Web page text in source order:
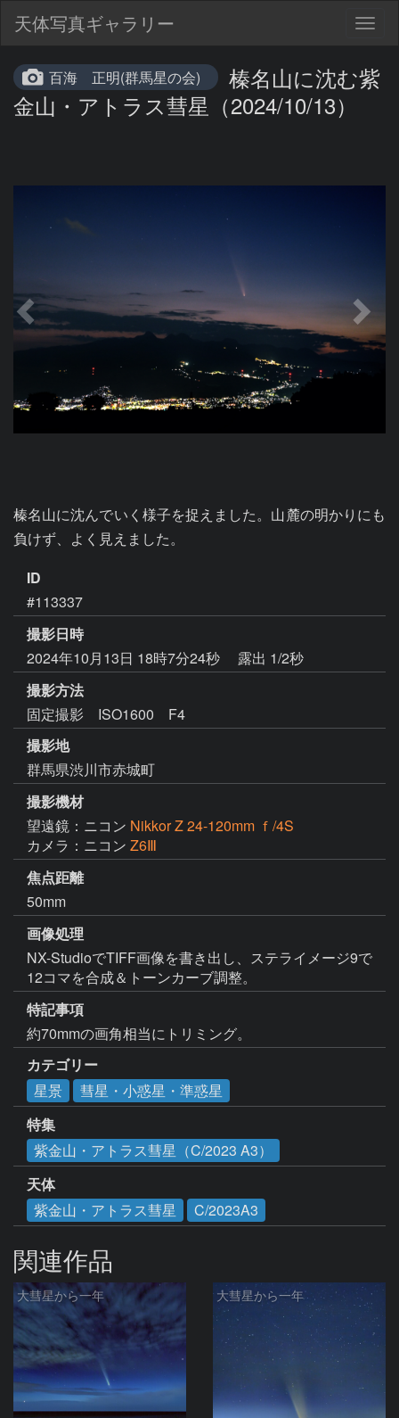
天体写真ギャラリー
百海 正明(群馬星の会)
榛名山に沈む紫
金山・アトラス彗星（2024/10/13）
榛名山に沈んでいく様子を捉えました。山麓の明かりにも
負けず、よく見えました。
ID
#113337
撮影日時
2024年10月13日 18時7分24秒
露出 1/2秒
撮影方法
固定撮影 ISO1600 F4
撮影地
群馬県渋川市赤城町
撮影機材
望遠鏡：ニコン Nikkor Z 24-120mm ｆ/4S
カメラ：ニコン Z6Ⅲ
焦点距離
50mm
画像処理
NX-StudioでTIFF画像を書き出し、ステライメージ9で
特記事項
約70mmの画角相当にトリミング。
カテゴリー
星景
彗星・小惑星・準惑星
特集
紫金山・アトラス彗星（C/2023 A3）
天体
紫金山・アトラス彗星
C/2023A3
関連作品
大彗星から一年 大彗星から一年